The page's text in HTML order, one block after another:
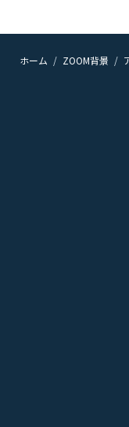
ホーム ZOOM背景